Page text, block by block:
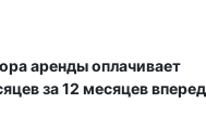
аренды оплачивает
за 12 месяцев